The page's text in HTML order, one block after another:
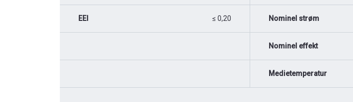
EEI ≤ 0,20 Nominel strøm
Nominel effekt
Medietemperatur